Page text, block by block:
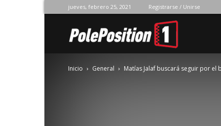
jueves, febrero 25, 2021 Registrarse / Unirse
Position
Inicio General Matías Jalaf buscará seguir por el